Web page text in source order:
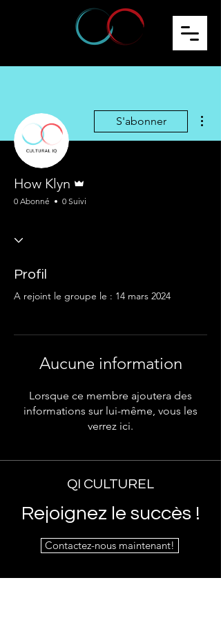
S'abonner
How Klyn
0 Abonné 0 Suivi
Profil
A rejoint le groupe le : 14 mars 2024
Aucune information
Lorsque ce membre ajoutera des
informations sur lui-même, vous les
verrez ici.
QI CULTUREL
Rejoignez le succès !
Contactez-nous maintenant!